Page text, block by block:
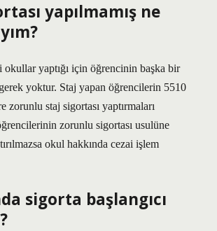
yapılmamış ne
okullar yaptığı için öğrencinin başka bir
yoktur. Staj yapan öğrencilerin 5510
zorunlu staj sigortası yaptırmaları
zorunlu sigortası usulüne
okul hakkında cezai işlem
sigorta başlangıcı